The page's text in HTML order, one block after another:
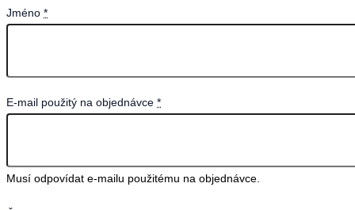
Jméno *
E-mail použitý na objednávce *
Musí odpovídat e-mailu použitému na objednávce.